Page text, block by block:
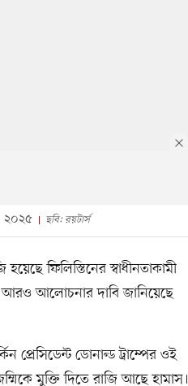
২০২৫ ছবি: রয়টার্স
হয়েছে ফিলিস্তিনের স্বাধীনতাকামী
আরও আলোচনার দাবি জানিয়েছে
প্রেসিডেন্ট ডোনাল্ড ট্রাম্পের ওই
মুক্তি দিতে রাজি আছে হামাস।